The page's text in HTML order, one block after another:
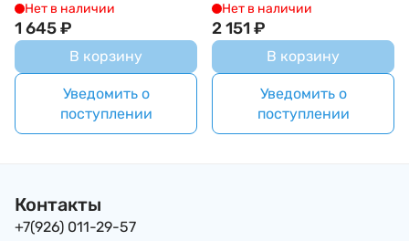
Нет в наличии
1 645₽
В корзину
Уведомить о
поступлении
Нет в наличии
2 151 ₽
В корзину
Уведомить о
поступлении
Контакты
+7(926) 011-29-57